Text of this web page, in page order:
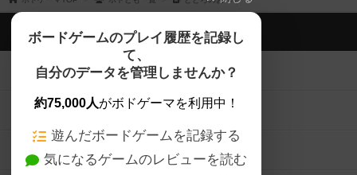
ボードゲームのプレイ履歴を記録し
て、
自分のデータを管理しませんか？
約75,000人がボドゲーマを利用中！
遊んだボードゲームを記録する
気になるゲームのレビューを読む
ボドゲーマTOP
ボードゲームを検索する
ボードゲームの新着レビュー
ボードゲーム会情報